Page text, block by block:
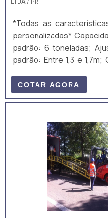
*Todas as
personalizadas* Capacidade de carga
padrão: 6 toneladas;
padrão: Entre 1,3 e 1,7m;
2m; Ajuste de altura padrão: Manual,
mecânico, por manivela; Equipamento
carbono A36,
laminados U, I e chapas.
um monobloco, unido
soldagem MIG/MAG. • Acompanha: (a)
ART de Projeto e
Manual técnico;
COTAR AGORA